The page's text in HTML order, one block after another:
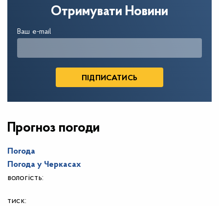
Отримувати Новини
Ваш e-mail
Прогноз погоди
Погода
Погода у Черкасах
вологість:
тиск: